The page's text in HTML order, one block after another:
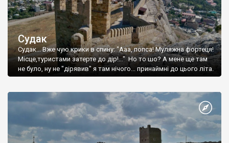
Судак
Судак... Вже чую крики в спину: "Ааа, попса! Муляжна фортеця!
Місце,туристами затерте до дір!..." Но то шо? А мене ще там
не було, ну не "дірявив" я там нічого... принаймні до цього літа.